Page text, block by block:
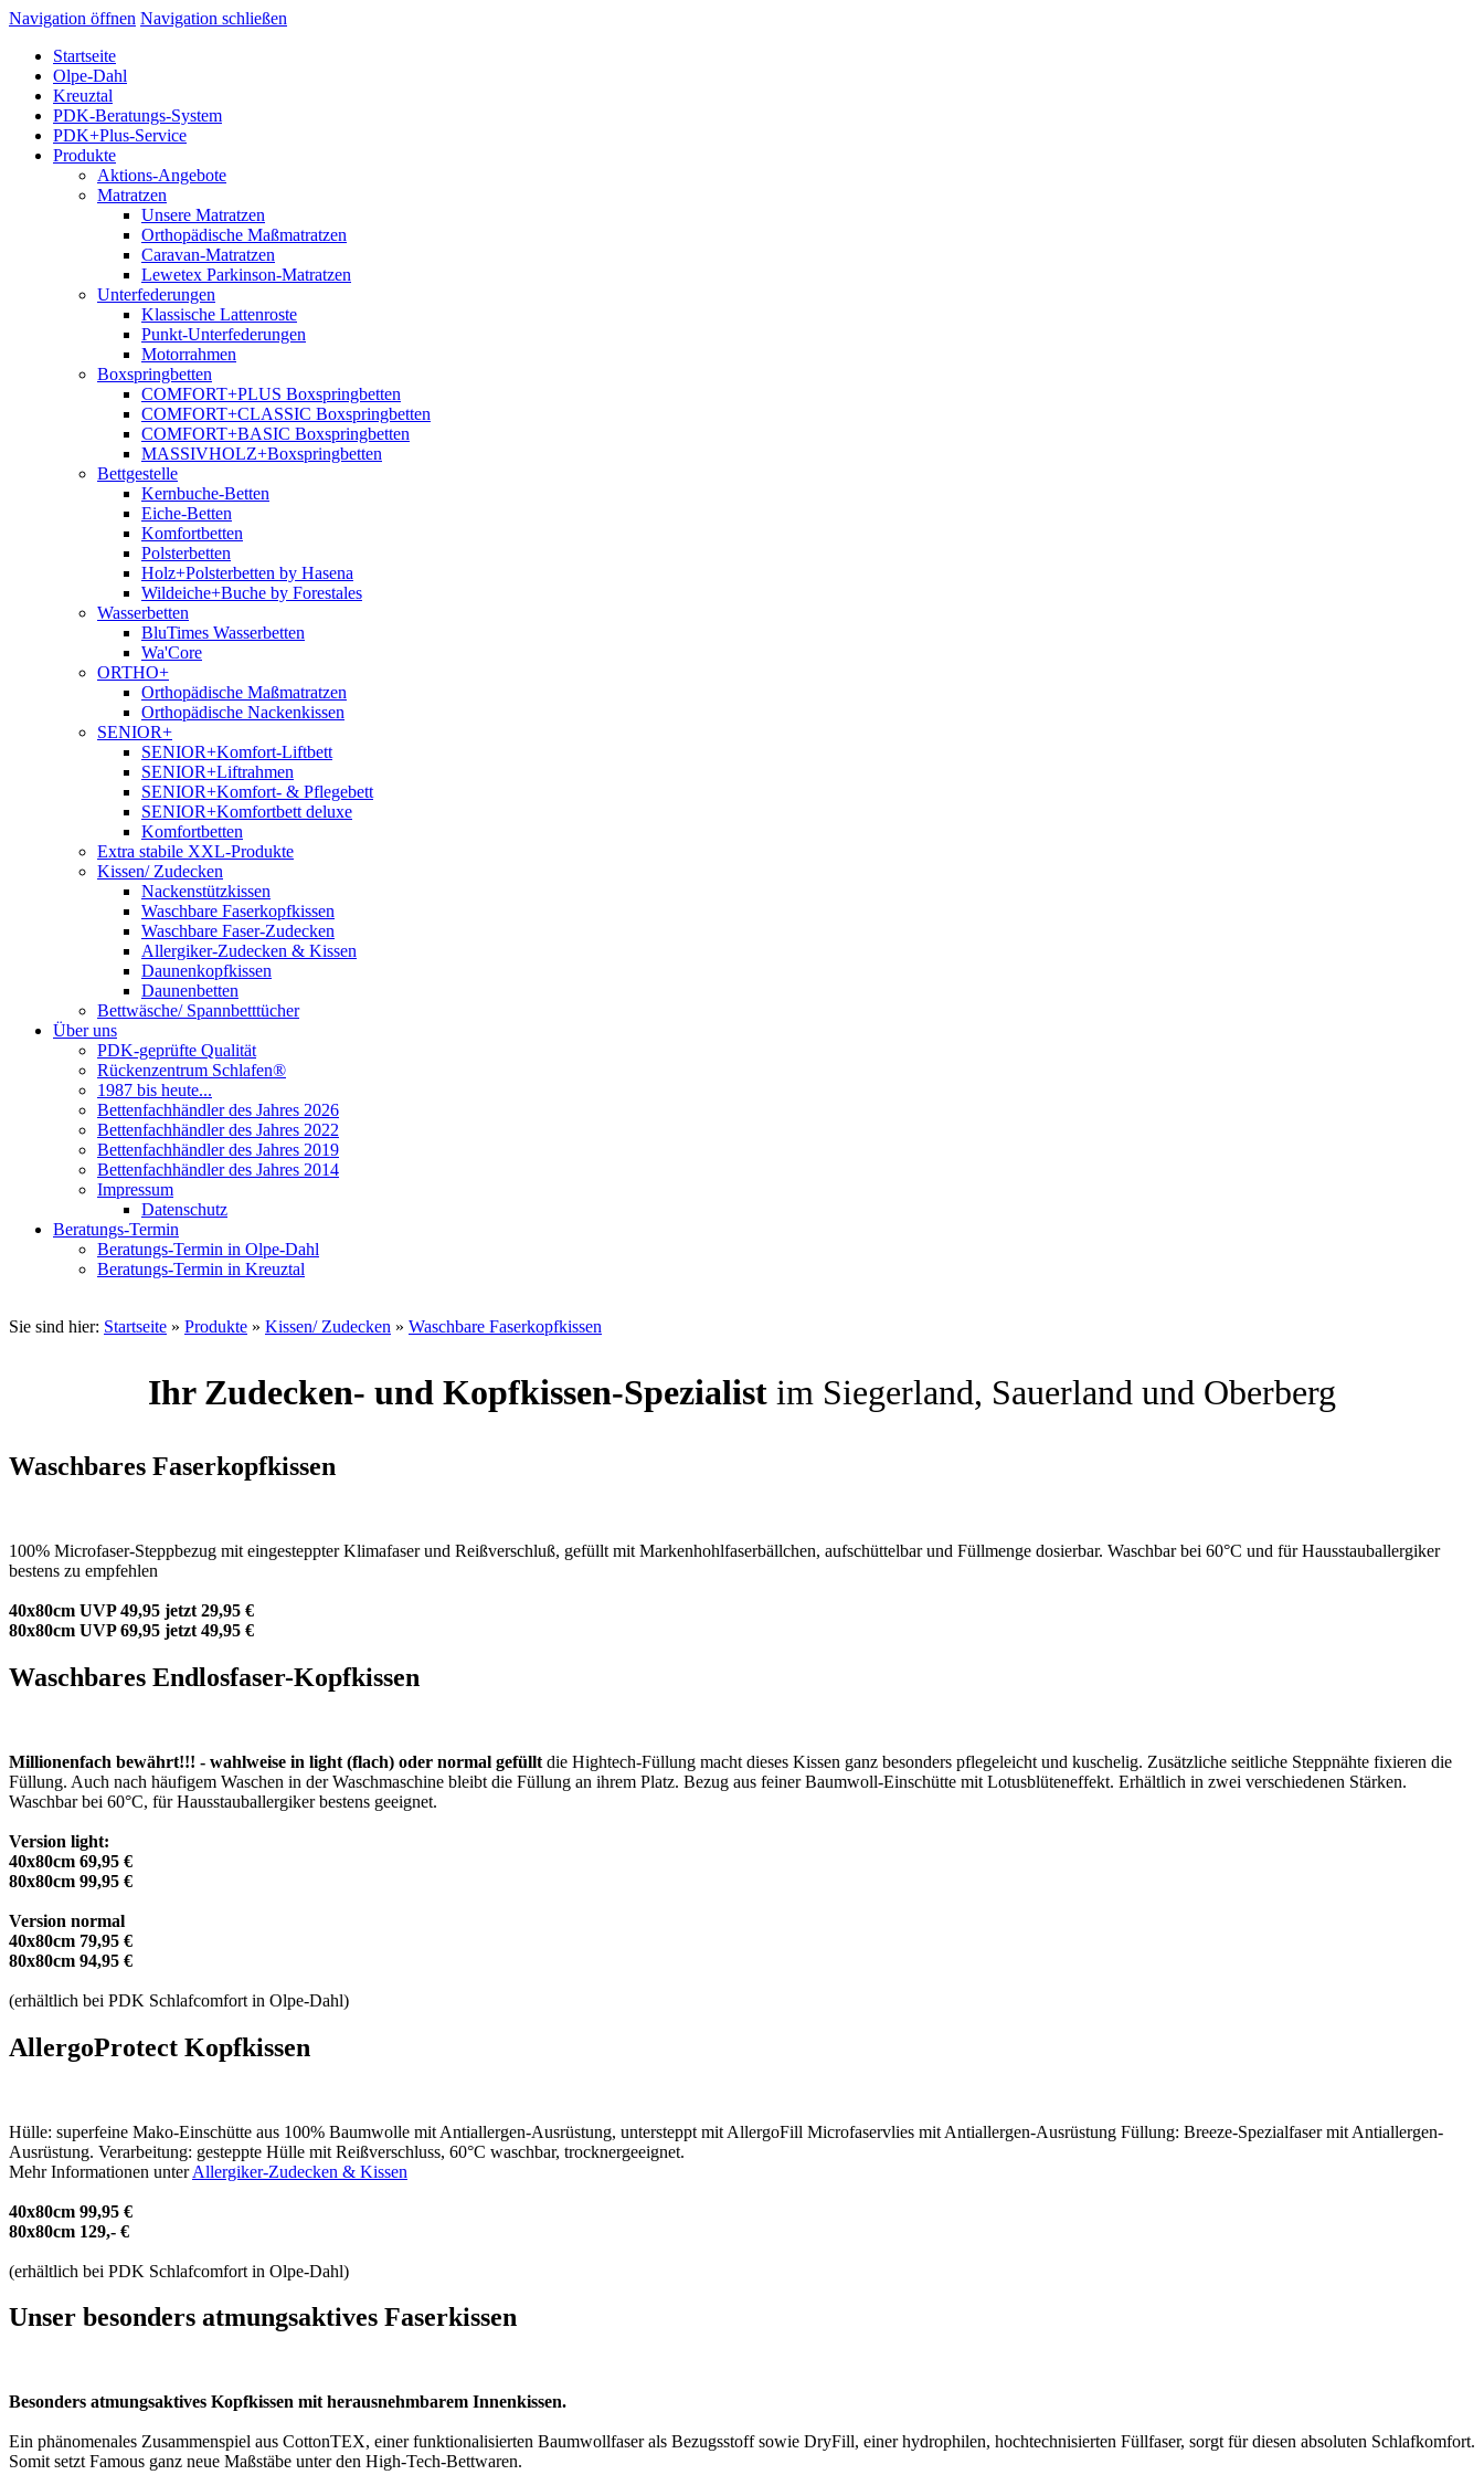
Navigation öffnen Navigation schließen
Startseite
Olpe-Dahl
Kreuztal
PDK-Beratungs-System
PDK+Plus-Service
Produkte
Aktions-Angebote
Matratzen
Unsere Matratzen
Orthopädische Maßmatratzen
Caravan-Matratzen
Lewetex Parkinson-Matratzen
Unterfederungen
Klassische Lattenroste
Punkt-Unterfederungen
Motorrahmen
Boxspringbetten
COMFORT+PLUS Boxspringbetten
COMFORT+CLASSIC Boxspringbetten
COMFORT+BASIC Boxspringbetten
MASSIVHOLZ+Boxspringbetten
Bettgestelle
Kernbuche-Betten
Eiche-Betten
Komfortbetten
Polsterbetten
Holz+Polsterbetten by Hasena
Wildeiche+Buche by Forestales
Wasserbetten
BluTimes Wasserbetten
Wa'Core
ORTHO+
Orthopädische Maßmatratzen
Orthopädische Nackenkissen
SENIOR+
SENIOR+Komfort-Liftbett
SENIOR+Liftrahmen
SENIOR+Komfort- & Pflegebett
SENIOR+Komfortbett deluxe
Komfortbetten
Extra stabile XXL-Produkte
Kissen/ Zudecken
Nackenstützkissen
Waschbare Faserkopfkissen
Waschbare Faser-Zudecken
Allergiker-Zudecken & Kissen
Daunenkopfkissen
Daunenbetten
Bettwäsche/ Spannbetttücher
Über uns
PDK-geprüfte Qualität
Rückenzentrum Schlafen®
1987 bis heute...
Bettenfachhändler des Jahres 2026
Bettenfachhändler des Jahres 2022
Bettenfachhändler des Jahres 2019
Bettenfachhändler des Jahres 2014
Impressum
Datenschutz
Beratungs-Termin
Beratungs-Termin in Olpe-Dahl
Beratungs-Termin in Kreuztal
Sie sind hier: Startseite » Produkte » Kissen/ Zudecken » Waschbare Faserkopfkissen
Ihr Zudecken- und Kopfkissen-Spezialist im Siegerland, Sauerland und Oberberg
Waschbares Faserkopfkissen
100% Microfaser-Steppbezug mit eingesteppter Klimafaser und Reißverschluß, gefüllt mit Markenhohlfaserbällchen, aufschüttelbar und Füllmenge dosierbar. Waschbar bei 60°C und für Hausstauballergiker
bestens zu empfehlen
40x80cm UVP 49,95 jetzt 29,95 €
80x80cm UVP 69,95 jetzt 49,95 €
Waschbares Endlosfaser-Kopfkissen
Millionenfach bewährt!!! - wahlweise in light (flach) oder normal gefüllt die Hightech-Füllung macht dieses Kissen ganz besonders pflegeleicht und kuschelig. Zusätzliche seitliche Steppnähte fixieren die
Füllung. Auch nach häufigem Waschen in der Waschmaschine bleibt die Füllung an ihrem Platz. Bezug aus feiner Baumwoll-Einschütte mit Lotusblüteneffekt. Erhältlich in zwei verschiedenen Stärken.
Waschbar bei 60°C, für Hausstauballergiker bestens geeignet.
Version light:
40x80cm 69,95 €
80x80cm 99,95 €
Version normal
40x80cm 79,95 €
80x80cm 94,95 €
(erhältlich bei PDK Schlafcomfort in Olpe-Dahl)
AllergoProtect Kopfkissen
Hülle: superfeine Mako-Einschütte aus 100% Baumwolle mit Antiallergen-Ausrüstung, untersteppt mit AllergoFill Microfaservlies mit Antiallergen-Ausrüstung Füllung: Breeze-Spezialfaser mit Antiallergen-
Ausrüstung. Verarbeitung: gesteppte Hülle mit Reißverschluss, 60°C waschbar, trocknergeeignet.
Mehr Informationen unterAllergiker-Zudecken & Kissen
40x80cm 99,95 €
80x80cm 129,- €
(erhältlich bei PDK Schlafcomfort in Olpe-Dahl)
Unser besonders atmungsaktives Faserkissen
Besonders atmungsaktives Kopfkissen mit herausnehmbarem Innenkissen.
Ein phänomenales Zusammenspiel aus CottonTEX, einer funktionalisierten Baumwollfaser als Bezugsstoff sowie DryFill, einer hydrophilen, hochtechnisierten Füllfaser, sorgt für diesen absoluten Schlafkomfort.
Somit setzt Famous ganz neue Maßstäbe unter den High-Tech-Bettwaren.